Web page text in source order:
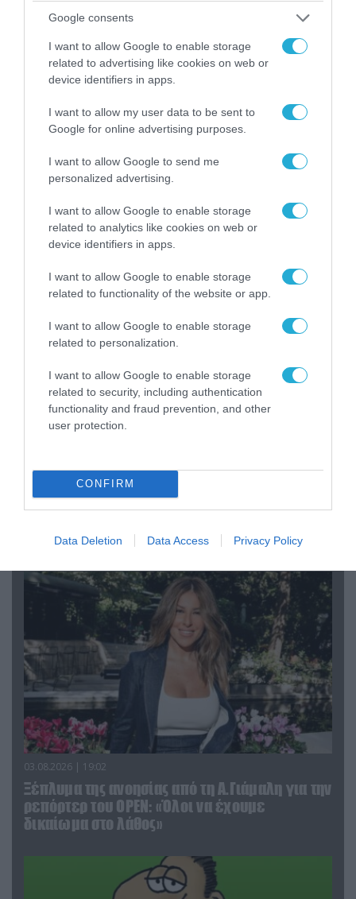
Google consents
I want to allow Google to enable storage
related to advertising like cookies on web or
device identifiers in apps.
I want to allow my user data to be sent to
Google for online advertising purposes.
I want to allow Google to send me
personalized advertising.
I want to allow Google to enable storage
related to analytics like cookies on web or
device identifiers in apps.
I want to allow Google to enable storage
related to functionality of the website or app.
I want to allow Google to enable storage
related to personalization.
I want to allow Google to enable storage
related to security, including authentication
functionality and fraud prevention, and other
user protection.
CONFIRM
Data Deletion Data Access Privacy Policy
Η ανακοίνωση του Πανελλήνιου Σωματείου
Πυροσβεστών για την δημοσιογράφο του OPEN
που γέλασε στη φωτιά
04.08.2026 | 12:02
O διευθυντής του OPEN προσπαθεί να τα
σε ρεπορτάζ για τις φωτιές
03.08.2026 | 19:02
Ξέπλυμα της ανοησίας από τη Α.Γιάμαλη για την
ρεπόρτερ του ΟΡΕΝ: «Όλοι να έχουμε
δικαίωμα στο λάθος»